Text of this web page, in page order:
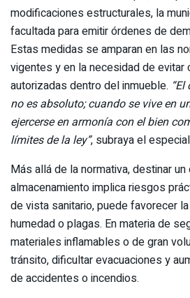
modificaciones estructurales, la
facultada para emitir órdenes de
Estas medidas se amparan en las
vigentes y en la necesidad de evitar
autorizadas dentro del inmueble.
no es absoluto; cuando se vive en
ejercerse en armonía con el bien
límites de la ley”, subraya el
Más allá de la normativa, destinar
almacenamiento implica riesgos
de vista sanitario, puede favorecer
humedad o plagas. En materia de
materiales inflamables o de gran
tránsito, dificultar evacuaciones y
de accidentes o incendios.